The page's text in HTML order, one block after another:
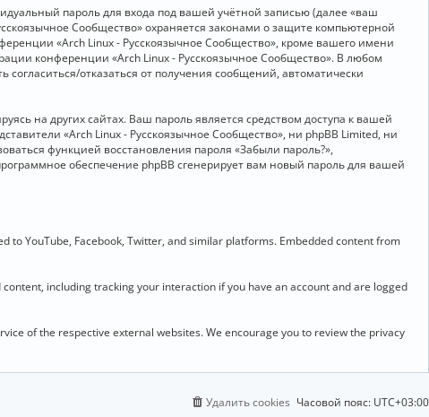
пароль для входа под вашей учётной записью (далее «ваш
Сообщество» охраняется законами о защите компьютерной
«Arch Linux - Русскоязычное Сообщество», кроме вашего имени
конференции «Arch Linux - Русскоязычное Сообщество». В любом
отказаться от получения сообщений, автоматически
на других сайтах. Ваш пароль является средством доступа к вашей
«Arch Linux - Русскоязычное Сообщество», ни phpBB Limited, ни
функцией восстановления пароля «Забыли пароль?»,
обеспечение phpBB сгенерирует вам новый пароль для вашей
to YouTube, Facebook, Twitter, and similar platforms. Embedded content from
including tracking your interaction if you have an account and are logged
of the respective external websites. We encourage you to review the privacy
Часовой пояс: UTC+03:00
Удалить cookies